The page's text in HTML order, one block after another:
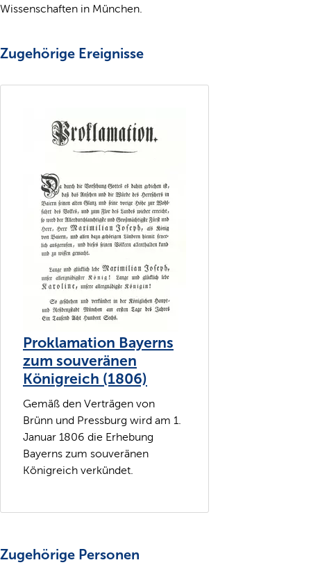
Wissenschaften in München.
Zugehörige Ereignisse
Proklamation Bayerns
zum souveränen
Königreich (1806)
Gemäß den Verträgen von
Brünn und Pressburg wird am 1.
Januar 1806 die Erhebung
Bayerns zum souveränen
Königreich verkündet.
Zugehörige Personen